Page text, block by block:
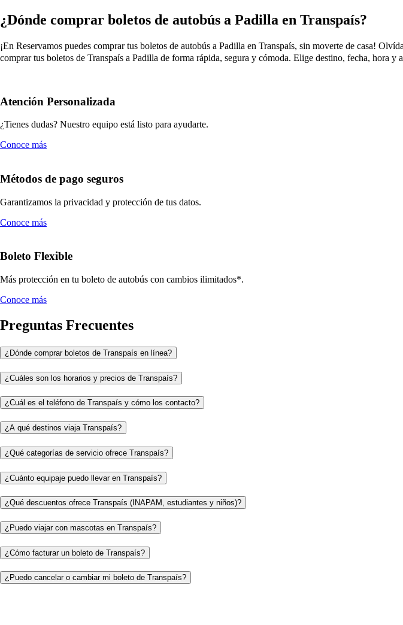
¿Dónde comprar boletos de autobús a Padilla en Transpaís?
¡En Reservamos puedes comprar tus boletos de autobús a Padilla en Transpaís, sin moverte de casa!
comprar tus boletos de Transpaís a Padilla de forma rápida, segura y cómoda. Elige destino, fecha, hora
Atención Personalizada
¿Tienes dudas? Nuestro equipo está listo para ayudarte.
Conoce más
Métodos de pago seguros
Garantizamos la privacidad y protección de tus datos.
Conoce más
Boleto Flexible
Más protección en tu boleto de autobús con cambios ilimitados*.
Conoce más
Preguntas Frecuentes
¿Dónde comprar boletos de Transpaís en línea?
¿Cuáles son los horarios y precios de Transpaís?
¿Cuál es el teléfono de Transpaís y cómo los contacto?
¿A qué destinos viaja Transpaís?
¿Qué categorías de servicio ofrece Transpaís?
¿Cuánto equipaje puedo llevar en Transpaís?
¿Qué descuentos ofrece Transpaís (INAPAM, estudiantes y niños)?
¿Puedo viajar con mascotas en Transpaís?
¿Cómo facturar un boleto de Transpaís?
¿Puedo cancelar o cambiar mi boleto de Transpaís?